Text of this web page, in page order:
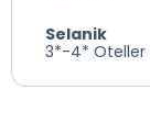
Selanik
3*-4* Oteller